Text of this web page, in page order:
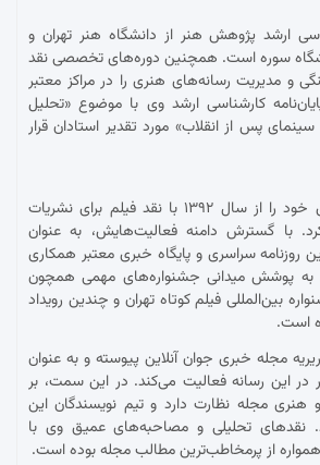
ارشد پژوهش هنر از دانشگاه هنر تهران و
سوره است. همچنین دوره‌های تخصصی نقد
و مدیریت رسانه‌های هنری را در مراکز معتبر
کارشناسی ارشد وی با موضوع «تحلیل
سینمای پس از انقلاب» مورد تقدیر استادان قرار
صباحی فعالیت حرفه‌ای خود را از سال ۱۳۹۲ با نقد فیلم برای نشریات
با گسترش دامنه فعالیت‌هایش، به عنوان
روزنامه سراسری و پایگاه خبری معتبر همکاری
پوشش میدانی جشنواره‌های مهمی همچون
بین‌المللی فیلم کوتاه تهران و چندین رویداد
است.
تیم تحریریه مجله خبری جوان آنلاین پیوسته و به عنوان
در این رسانه فعالیت می‌کند. در این سمت، بر
هنری مجله نظارت دارد و تیم نویسندگان این
نقدهای تحلیلی و مصاحبه‌های عمیق وی با
همواره از پرمخاطب‌ترین مطالب مجله بوده است.